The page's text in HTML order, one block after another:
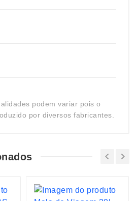
podem variar pois o
por diversos fabricantes.